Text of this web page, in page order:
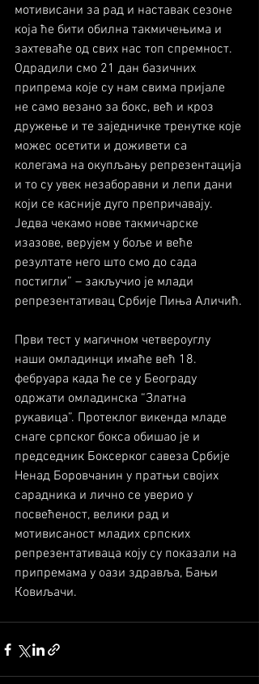
мотивисани за рад и наставак сезоне
која ће бити обилна такмичењима и
захтеваће од свих нас топ спремност.
Одрадили смо 21 дан базичних
припрема које су нам свима пријале
не само везано за бокс, већ и кроз
дружење и те заједничке тренутке које
можес осетити и доживети са
колегама на окупљању репрезентација
и то су увек незаборавни и лепи дани
који се касније дуго препричавају.
Једва чекамо нове такмичарске
изазове, верујем у боље и веће
резултате него што смо до сада
постигли” – закључио је млади
репрезентативац Србије Пиња Аличић.
Први тест у магичном четвероуглу
наши омладинци имаће већ 18.
фебруара када ће се у Београду
одржати омладинска “Златна
рукавица”. Протеклог викенда младе
снаге српског бокса обишао је и
председник Боксерког савеза Србије
Ненад Боровчанин у пратњи својих
сарадника и лично се уверио у
посвећеност, велики рад и
мотивисаност младих српских
репрезентативаца коју су показали на
припремама у оази здравља, Бањи
Ковиљачи.